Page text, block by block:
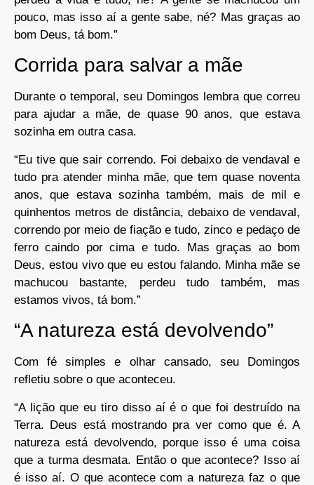
pouco, mas isso aí a gente sabe, né? Mas graças ao
bom Deus, tá bom.”
Corrida para salvar a mãe
Durante o temporal, seu Domingos lembra que correu
para ajudar a mãe, de quase 90 anos, que estava
sozinha em outra casa.
“Eu tive que sair correndo. Foi debaixo de vendaval e
tudo pra atender minha mãe, que tem quase noventa
anos, que estava sozinha também, mais de mil e
quinhentos metros de distância, debaixo de vendaval,
correndo por meio de fiação e tudo, zinco e pedaço de
ferro caindo por cima e tudo. Mas graças ao bom
Deus, estou vivo que eu estou falando. Minha mãe se
machucou bastante, perdeu tudo também, mas
estamos vivos, tá bom.”
“A natureza está devolvendo”
Com fé simples e olhar cansado, seu Domingos
refletiu sobre o que aconteceu.
“A lição que eu tiro disso aí é o que foi destruído na
Terra. Deus está mostrando pra ver como que é. A
natureza está devolvendo, porque isso é uma coisa
que a turma desmata. Então o que acontece? Isso aí
é isso aí. O que acontece com a natureza faz o que